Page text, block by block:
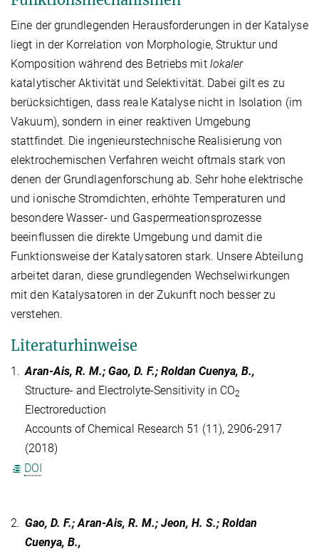
Eine der grundlegenden Herausforderungen in der Katalyse
liegt in der Korrelation von Morphologie, Struktur und
Komposition während des Betriebs mit lokaler
katalytischer Aktivität und Selektivität. Dabei gilt es zu
berücksichtigen, dass reale Katalyse nicht in Isolation (im
Vakuum), sondern in einer reaktiven Umgebung
stattfindet. Die ingenieurstechnische Realisierung von
elektrochemischen Verfahren weicht oftmals stark von
denen der Grundlagenforschung ab. Sehr hohe elektrische
und ionische Stromdichten, erhöhte Temperaturen und
besondere Wasser- und Gaspermeationsprozesse
beeinflussen die direkte Umgebung und damit die
Funktionsweise der Katalysatoren stark. Unsere Abteilung
arbeitet daran, diese grundlegenden Wechselwirkungen
mit den Katalysatoren in der Zukunft noch besser zu
verstehen.
Literaturhinweise
1. Aran-Ais, R. M.; Gao, D. F.; Roldan Cuenya, B.,
Structure- and Electrolyte-Sensitivity in CO2
Electroreduction
Accounts of Chemical Research 51 (11), 2906-2917
(2018)
DOI
2. Gao, D. F.; Aran-Ais, R. M.; Jeon, H. S.; Roldan
Cuenya, B.,